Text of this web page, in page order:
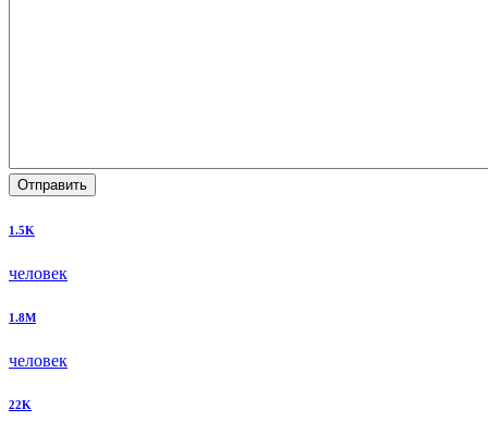
Отправить
1.5K
человек
1.8M
человек
22K